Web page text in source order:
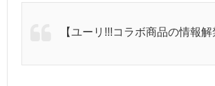
【ユーリ!!!コラボ商品の情報解